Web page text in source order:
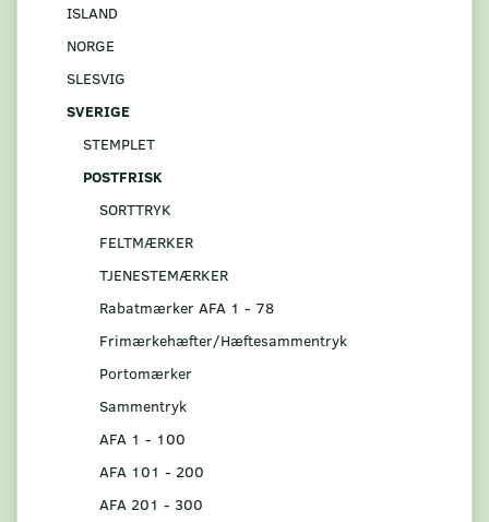
ISLAND
NORGE
SLESVIG
SVERIGE
STEMPLET
POSTFRISK
SORTTRYK
FELTMÆRKER
TJENESTEMÆRKER
Rabatmærker AFA 1 - 78
Frimærkehæfter/Hæftesammentryk
Portomærker
Sammentryk
AFA 1 - 100
AFA 101 - 200
AFA 201 - 300